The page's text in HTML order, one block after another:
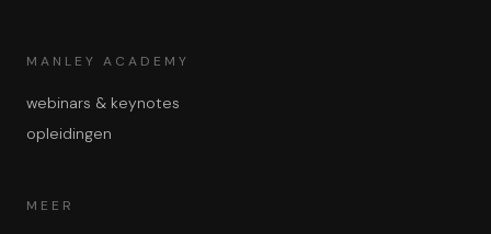
MANLEY ACADEMY
webinars & keynotes
opleidingen
MEER